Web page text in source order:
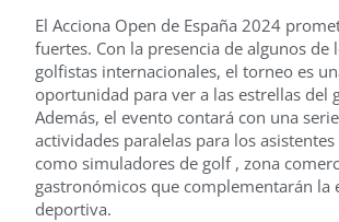
El Acciona Open de España 2024
fuertes. Con la presencia de algunos de
golfistas internacionales, el torneo es
oportunidad para ver a las estrellas del
Además, el evento contará con una
actividades paralelas para los
como simuladores de golf , zona
gastronómicos que complementarán la
deportiva.